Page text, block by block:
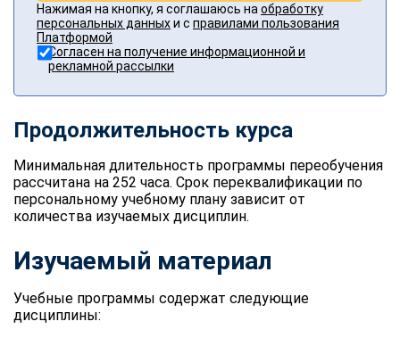
Нажимая на кнопку, я соглашаюсь на обработку
персональных данныхи с правилами пользования
Платформой
Согласен на получение информационной и
рекламной рассылки
Продолжительность курса
Минимальная длительность программы переобучения
рассчитана на 252 часа. Срок переквалификации по
персональному учебному плану зависит от
количества изучаемых дисциплин.
Изучаемый материал
Учебные программы содержат следующие
дисциплины: